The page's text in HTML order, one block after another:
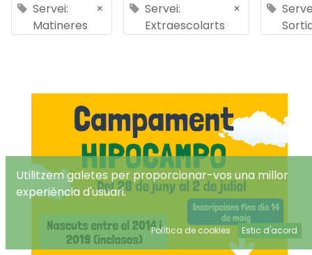
Servei:
Matineres
×
Servei:
Extraescolarts
×
Utilitzem galetes per proporcionar-vos una millor
experiència d'usuari.
Política de cookies Estic d'acord